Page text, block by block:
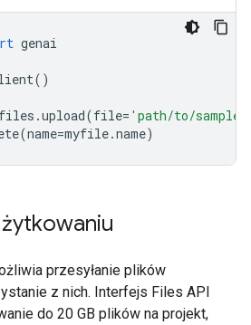
genai
()
files .upload(file= 'path/to/
(name=myfile.name)
przesyłanie plików
z nich. Interfejs Files API
do 20 GB plików na projekt,